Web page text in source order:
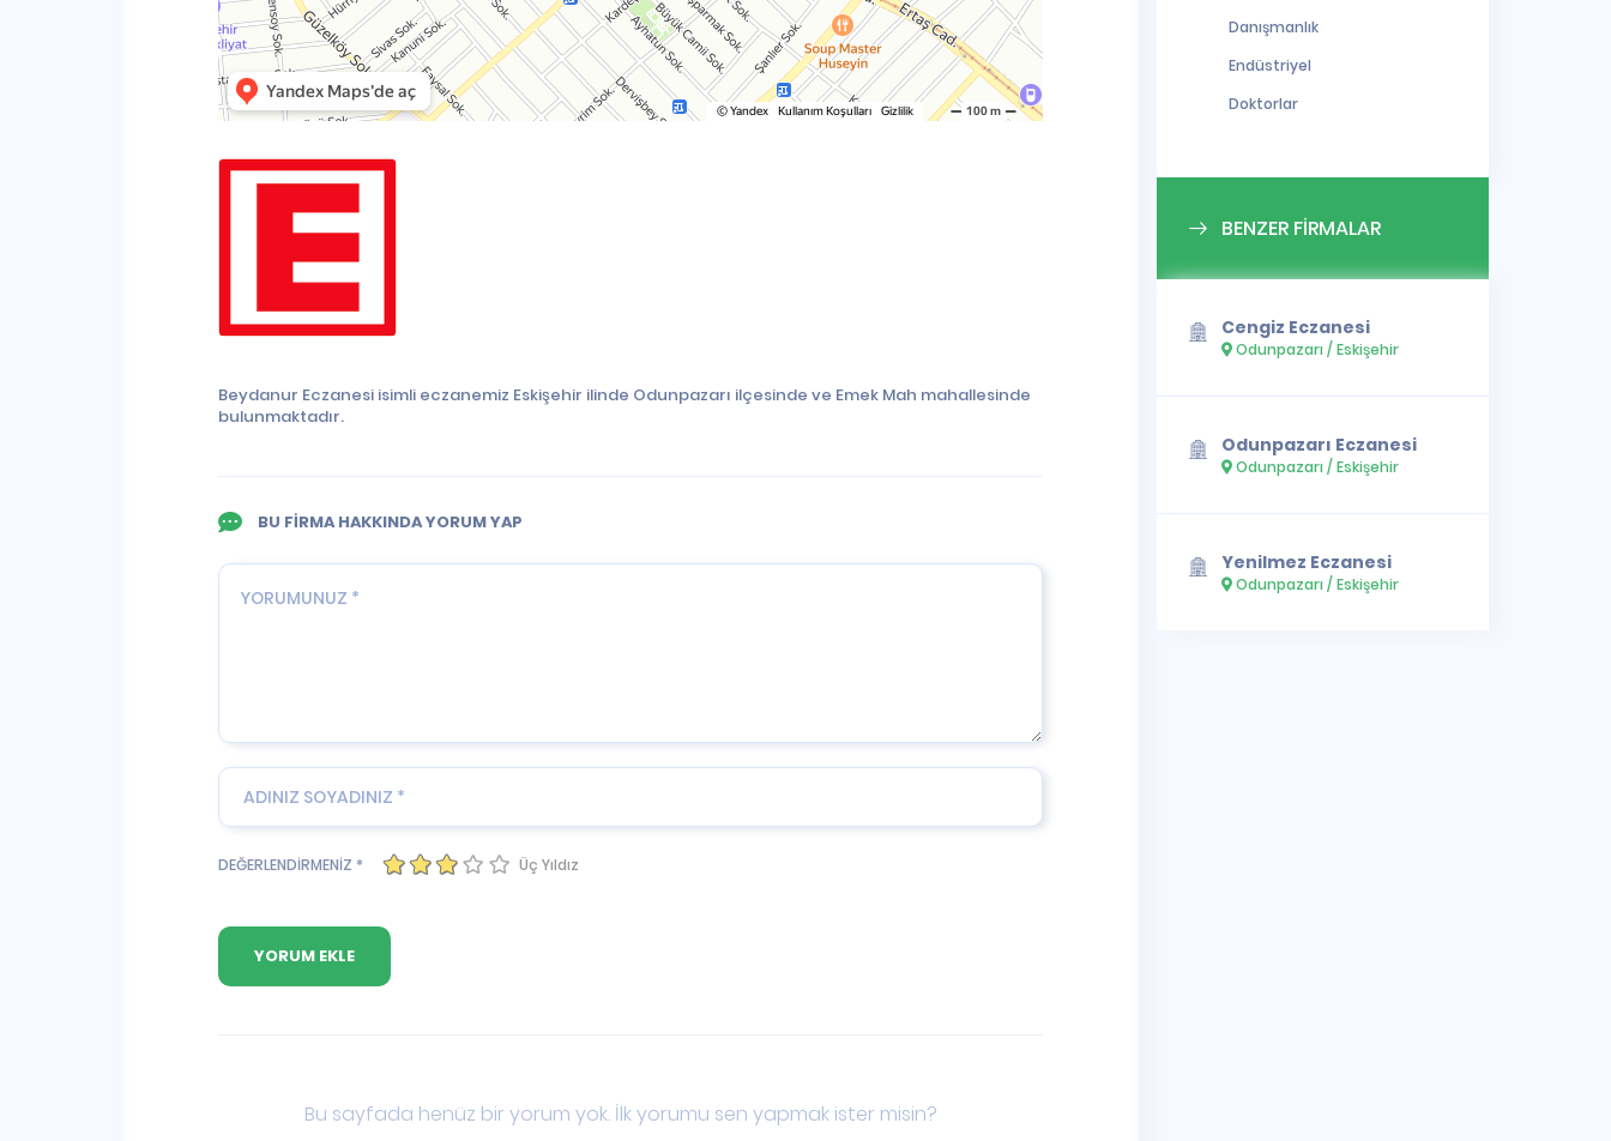
Beydanur Eczanesi isimli eczanemiz Eskişehir ilinde Odunpazarı ilçesinde ve Emek Mah mahallesinde
bulunmaktadır.
BU FİRMA HAKKINDA YORUM YAP
DEĞERLENDİRMENİZ * Üç Yıldız
Bu sayfada henüz bir yorum yok. İlk yorumu sen yapmak ister misin?
Danışmanlık
Endüstriyel
Doktorlar
BENZER FİRMALAR
Cengiz Eczanesi
Odunpazarı / Eskişehir
Odunpazarı Eczanesi
Odunpazarı / Eskişehir
Yenilmez Eczanesi
Odunpazarı / Eskişehir